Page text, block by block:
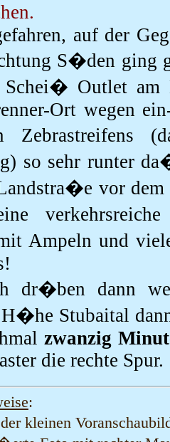
auf der
S�den ging
Schei� Outlet am
Ort wegen
so sehr runter
vor
Ampeln und
dr�ben dann
Stubaital
zwanzig
die rechte Spur.
:
kleinen